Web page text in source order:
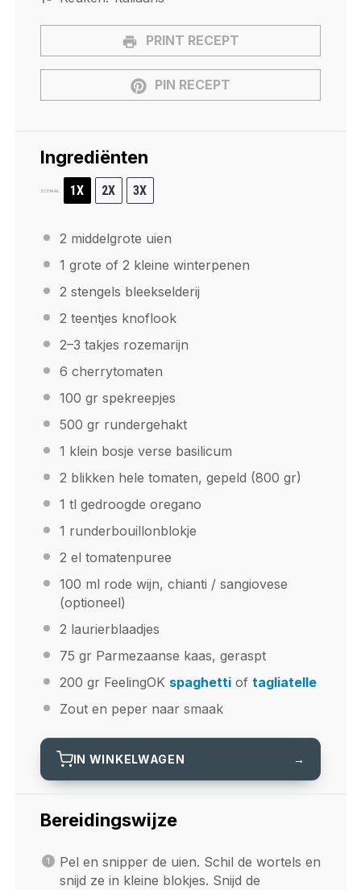
PRINT RECEPT
PIN RECEPT
Ingrediënten
SCHAAL 1X 2X 3X
2 middelgrote uien
1 grote of 2 kleine winterpenen
2 stengels bleekselderij
2 teentjes knoflook
2–3 takjes rozemarijn
6 cherrytomaten
100 gr spekreepjes
500 gr rundergehakt
1 klein bosje verse basilicum
2 blikken hele tomaten, gepeld (800 gr)
1 tl gedroogde oregano
1 runderbouillonblokje
2 el tomatenpuree
100 ml rode wijn, chianti / sangiovese
(optioneel)
2 laurierblaadjes
75 gr Parmezaanse kaas, geraspt
200 gr FeelingOK spaghettiof tagliatelle
Zout en peper naar smaak
IN WINKELWAGEN →
Bereidingswijze
Pel en snipper de uien. Schil de wortels en
snijd ze in kleine blokjes. Snijd de